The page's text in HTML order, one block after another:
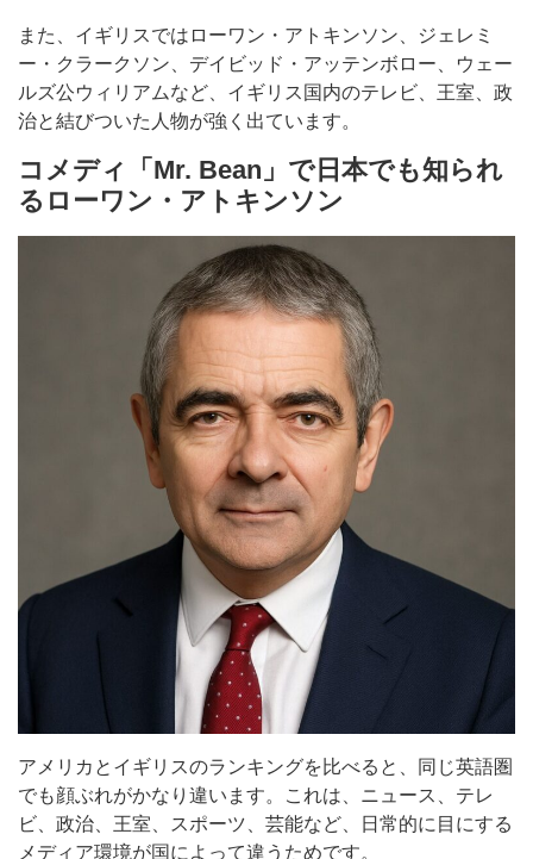
また、イギリスではローワン・アトキンソン、ジェレミ
ー・クラークソン、デイビッド・アッテンボロー、ウェー
ルズ公ウィリアムなど、イギリス国内のテレビ、王室、政
治と結びついた人物が強く出ています。
コメディ「Mr. Bean」で日本でも知られ
るローワン・アトキンソン
アメリカとイギリスのランキングを比べると、同じ英語圏
でも顔ぶれがかなり違います。これは、ニュース、テレ
ビ、政治、王室、スポーツ、芸能など、日常的に目にする
メディア環境が国によって違うためです。